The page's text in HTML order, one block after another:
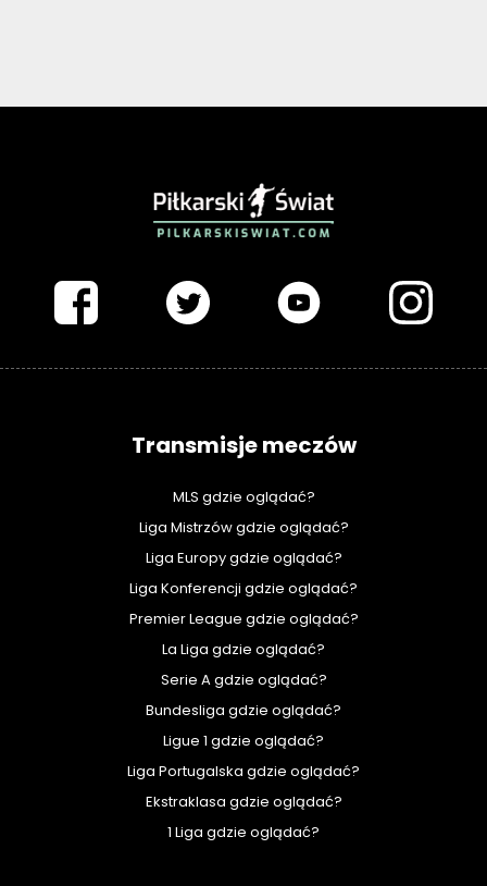
Transmisje meczów
MLS gdzie oglądać?
Liga Mistrzów gdzie oglądać?
Liga Europy gdzie oglądać?
Liga Konferencji gdzie oglądać?
Premier League gdzie oglądać?
La Liga gdzie oglądać?
Serie A gdzie oglądać?
Bundesliga gdzie oglądać?
Ligue 1 gdzie oglądać?
Liga Portugalska gdzie oglądać?
Ekstraklasa gdzie oglądać?
1 Liga gdzie oglądać?